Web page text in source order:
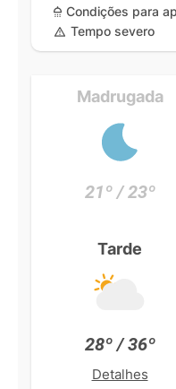
Condições para
Tempo severo
Madrugada
21º / 23º
Tarde
28º / 36º
Detalhes